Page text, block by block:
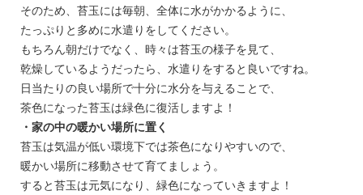
そのため、苔玉には毎朝、全体に水がかかるように、
たっぷりと多めに水遣りをしてください。
もちろん朝だけでなく、時々は苔玉の様子を見て、
乾燥しているようだったら、水遣りをすると良いですね。
日当たりの良い場所で十分に水分を与えることで、
茶色になった苔玉は緑色に復活しますよ！
・家の中の暖かい場所に置く
苔玉は気温が低い環境下では茶色になりやすいので、
暖かい場所に移動させて育てましょう。
すると苔玉は元気になり、緑色になっていきますよ！